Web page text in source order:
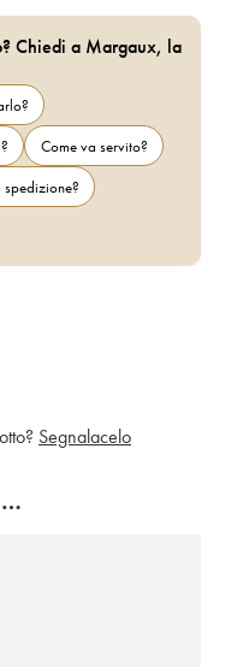
Chiedi a Margaux, la
Come va servito?
Segnalacelo